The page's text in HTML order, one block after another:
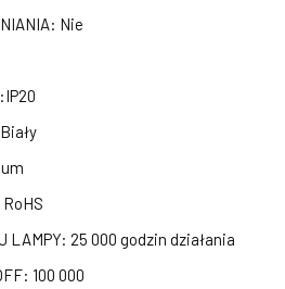
Nie
LAMPY: 25 000 godzin działania
100 000